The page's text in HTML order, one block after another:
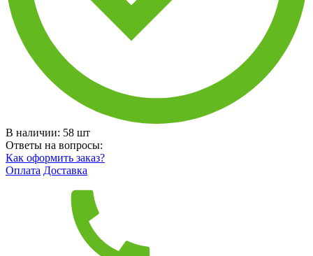
В наличии: 58 шт
Ответы на вопросы:
Как оформить заказ?
Оплата Доставка